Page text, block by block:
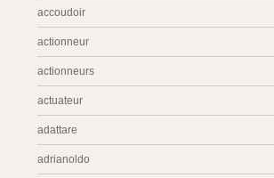
accoudoir
actionneur
actionneurs
actuateur
adattare
adrianoldo